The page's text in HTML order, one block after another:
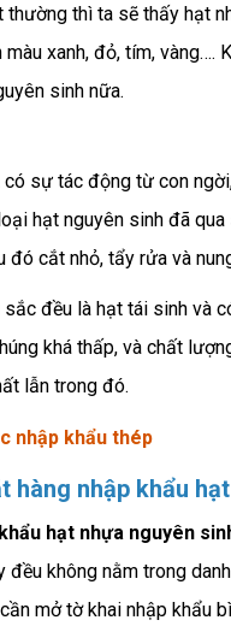
thì ta sẽ thấy hạt
màu xanh, đỏ, tím,
sinh nữa.
có sự tác động từ con
hạt nguyên sinh đã
cắt nhỏ, tẩy rửa và
đều là hạt tái sinh và
khá thấp, và chất
lẫn trong đó.
nhập khẩu thép
hàng nhập khẩu
hạt nhựa nguyên
đều không nằm trong
mở tờ khai nhập khẩu